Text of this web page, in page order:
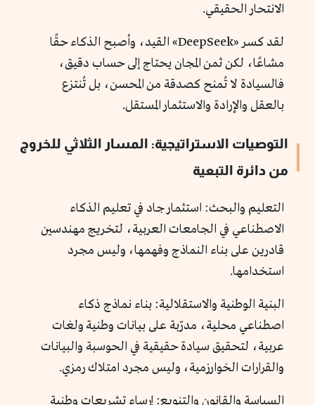
الانتحار الحقيقي.
لقد كسر «DeepSeek» القيد، وأصبح الذكاء حقًا
مشاعًا، لكن ثمن المجان يحتاج إلى حساب دقيق،
فالسيادة لا تُمنح كصدقة من المحسن، بل تُنتزع
بالعقل والإرادة والاستثمار المستقل.
التوصيات الاستراتيجية: المسار الثلاثي للخروج
من دائرة التبعية
التعليم والبحث: استثمار جاد في تعليم الذكاء
الاصطناعي في الجامعات العربية، لتخريج مهندسين
قادرين على بناء النماذج وفهمها، وليس مجرد
استخدامها.
البنية الوطنية والاستقلالية: بناء نماذج ذكاء
اصطناعي محلية، مدرّبة على بيانات وطنية ولغات
عربية، لتحقيق سيادة حقيقية في الحوسبة والبيانات
والقرارات الخوارزمية، وليس مجرد امتلاك رمزي.
السياسة والقانون والتنويع: إرساء تشريعات وطنية